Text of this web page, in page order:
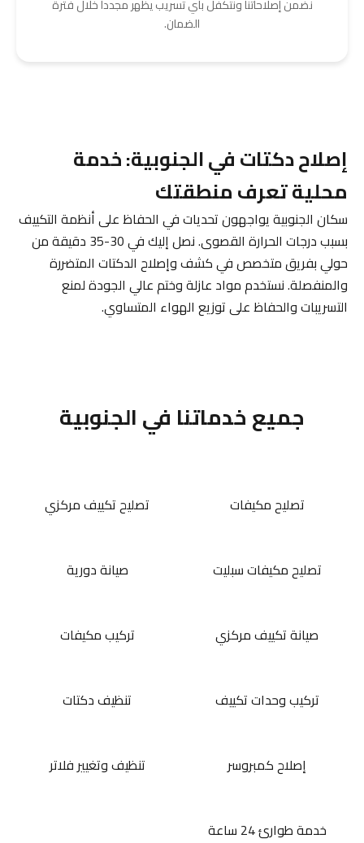
نضمن إصلاحاتنا ونتكفل بأي تسريب يظهر مجدداً خلال فترة
الضمان.
إصلاح دكتات في الجنوبية: خدمة
محلية تعرف منطقتك
سكان الجنوبية يواجهون تحديات في الحفاظ على أنظمة التكييف
بسبب درجات الحرارة القصوى. نصل إليك في 30-35 دقيقة من
حولي بفريق متخصص في كشف وإصلاح الدكتات المتضررة
والمنفصلة. نستخدم مواد عازلة وختم عالي الجودة لمنع
التسريبات والحفاظ على توزيع الهواء المتساوي.
جميع خدماتنا في الجنوبية
تصليح مكيفات تصليح تكييف مركزي
تصليح مكيفات سبليت صيانة دورية
صيانة تكييف مركزي تركيب مكيفات
تركيب وحدات تكييف تنظيف دكتات
إصلاح كمبروسر تنظيف وتغيير فلاتر
خدمة طوارئ 24 ساعة